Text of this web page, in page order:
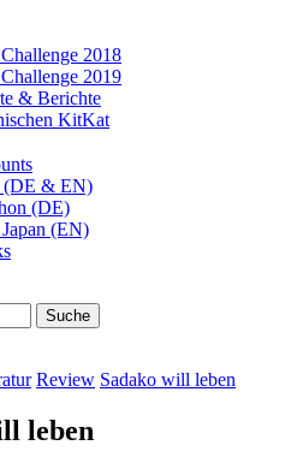
2018
2019
& Berichte
KitKat
(DE & EN)
(DE)
(EN)
Review Sadako will leben
leben